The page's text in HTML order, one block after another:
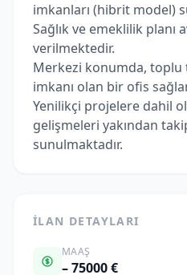
imkanları (hibrit model)
Sağlık ve emeklilik planı
verilmektedir.
Merkezi konumda, toplu
imkanı olan bir ofis
Yenilikçi projelere dahil
gelişmeleri yakından
sunulmaktadır.
İLAN DETAYLARI
MAAŞ
– 75000 €